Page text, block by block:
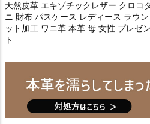
天然皮革 エキゾチックレザー クロコ
ニ 財布 パスケース レディース ラウ
ット加工 ワニ革 本革 母 女性 プレゼ
ト